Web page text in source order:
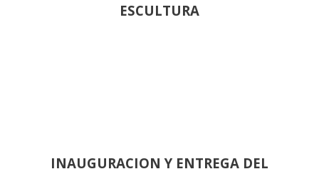
ESCULTURA
INAUGURACION Y ENTREGA DEL